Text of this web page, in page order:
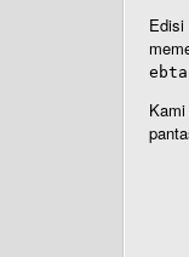
Edisi